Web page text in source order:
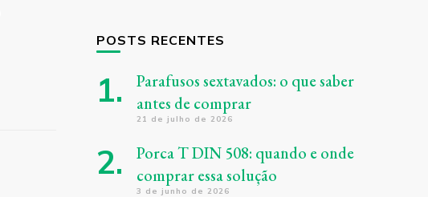
POSTS RECENTES
Parafusos sextavados: o que saber
antes de comprar
21 de julho de 2026
Porca T DIN 508: quando e onde
comprar essa solução
3 de junho de 2026